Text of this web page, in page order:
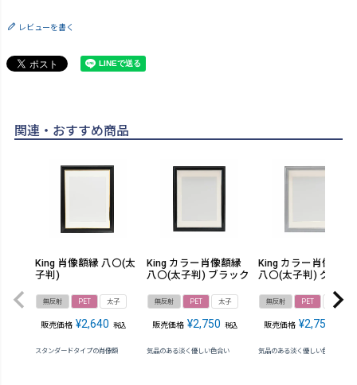
レビューを書く
関連・おすすめ商品
King 肖像額縁 八〇(太
子判)
無反射 PET 太子
販売価格 ¥2,640 税込
スタンダードタイプの肖像額
King カラー肖像額縁
八〇(太子判) ブラック
無反射 PET 太子
販売価格 ¥2,750 税込
気品のある淡く優しい色合い
King カラー肖像額縁
八〇(太子判) グレー
無反射 PET 太子
販売価格 ¥2,750
気品のある淡く優しい色合い